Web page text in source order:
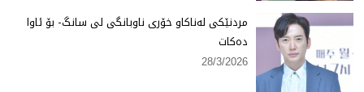
مردنێكی لەناكاو خۆری ناوبانگی لی سانگ- بۆ ئاوا
دەكات
28/3/2026